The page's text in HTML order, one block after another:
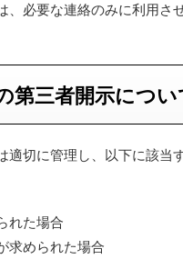
、必要な連絡のみに利用さ
第三者開示につい
適切に管理し、以下に該当
れた場合
求められた場合